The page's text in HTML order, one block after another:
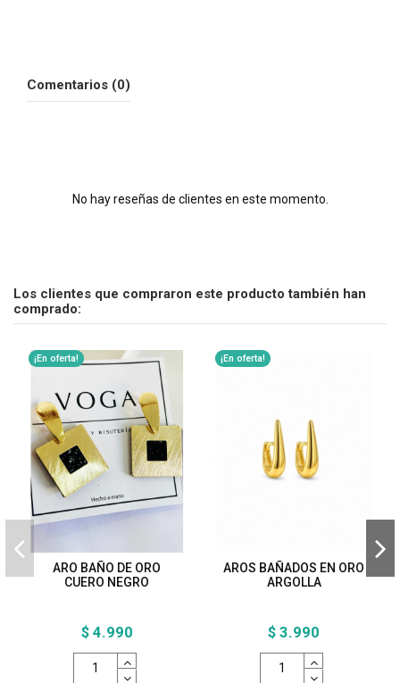
Comentarios (0)
No hay reseñas de clientes en este momento.
Los clientes que compraron este producto también han
comprado:
¡En oferta!
ARO BAÑO DE ORO
CUERO NEGRO
$ 4.990
¡En oferta!
AROS BAÑADOS EN ORO
ARGOLLA
$ 3.990